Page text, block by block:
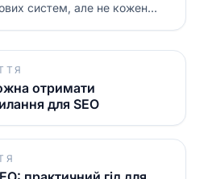
систем, але не кожен
— використовувати їх
отримати
для SEO